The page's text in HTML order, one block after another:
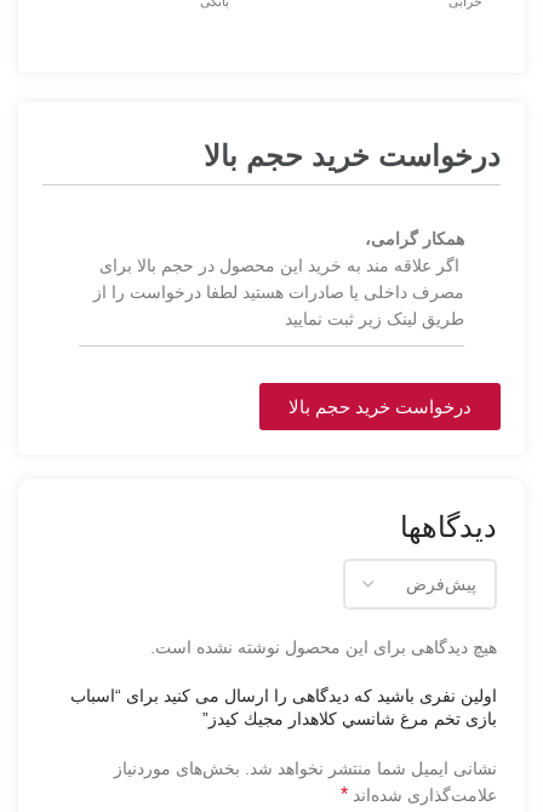
درخواست خرید حجم بالا
همکار گرامی،
اگر علاقه مند به خرید این محصول در حجم بالا برای
مصرف داخلی یا صادرات هستید لطفا درخواست را از
طریق لینک زیر ثبت نمایید
درخواست خرید حجم بالا
دیدگاهها
هیچ دیدگاهی برای این محصول نوشته نشده است.
اولین نفری باشید که دیدگاهی را ارسال می کنید برای “اسباب
بازی تخم مرغ شانسي كلاهدار مجيك كيدز”
نشانی ایمیل شما منتشر نخواهد شد.
بخش‌های موردنیاز
علامت‌گذاری شده‌اند *